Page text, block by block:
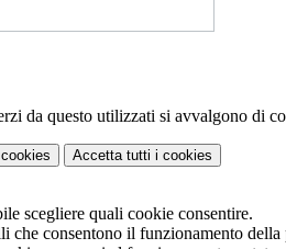
da questo utilizzati si avvalgono di
Accetta tutti i cookies
scegliere quali cookie consentire.
che consentono il funzionamento